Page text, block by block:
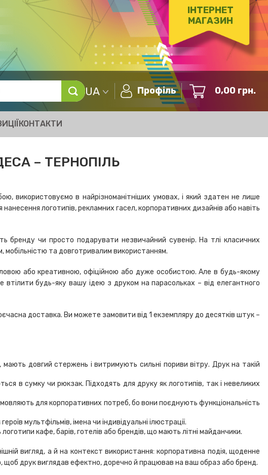
ІНТЕРНЕТ
МАГАЗИН
UA Профіль 0,00 грн.
КОНТАКТИ
– ТЕРНОПІЛЬ
використовуємо в найрізноманітніших умовах, і який здатен не лише
логотипів, рекламних гасел, корпоративних дизайнів або навіть
бренду чи просто подарувати незвичайний сувенір. На тлі класичних
мобільністю та довготривалим використанням.
або креативною, офіційною або дуже особистою. Але в будь-якому
будь-яку вашу ідею з друком на парасольках – від елегантного
доставка. Ви можете замовити від 1 екземпляру до десятків штук –
мають довгий стержень і витримують сильні пориви вітру. Друк на такій
в сумку чи рюкзак. Підходять для друку як логотипів, так і невеликих
для корпоративних потреб, бо вони поєднують функціональність
мультфільмів, імена чи індивідуальні ілюстрації.
кафе, барів, готелів або брендів, що мають літні майданчики.
вигляд, а й на контекст використання: корпоративна подія, щоденне
щоб друк виглядав ефектно, доречно й працював на ваш образ або бренд.